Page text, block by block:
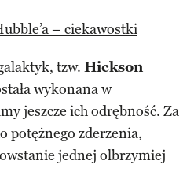
– ciekawostki
, tzw. Hickson
wykonana w
jeszcze ich odrębność. Za
potężnego zderzenia,
jednej olbrzymiej